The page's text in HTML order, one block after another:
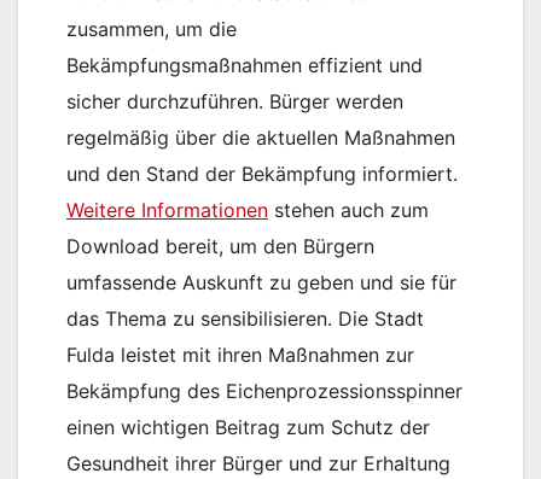
zusammen, um die
Bekämpfungsmaßnahmen effizient und
sicher durchzuführen. Bürger werden
regelmäßig über die aktuellen Maßnahmen
und den Stand der Bekämpfung informiert.
Weitere Informationen stehen auch zum
Download bereit, um den Bürgern
umfassende Auskunft zu geben und sie für
das Thema zu sensibilisieren. Die Stadt
Fulda leistet mit ihren Maßnahmen zur
Bekämpfung des Eichenprozessionsspinner
einen wichtigen Beitrag zum Schutz der
Gesundheit ihrer Bürger und zur Erhaltung